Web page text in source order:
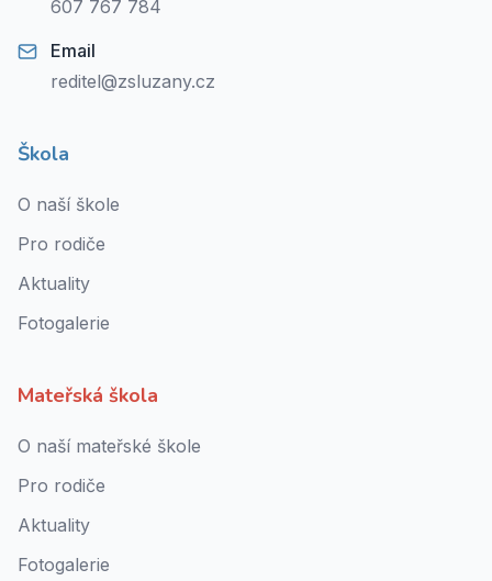
607 767 784
Email
reditel@zsluzany.cz
Škola
O naší škole
Pro rodiče
Aktuality
Fotogalerie
Mateřská škola
O naší mateřské škole
Pro rodiče
Aktuality
Fotogalerie